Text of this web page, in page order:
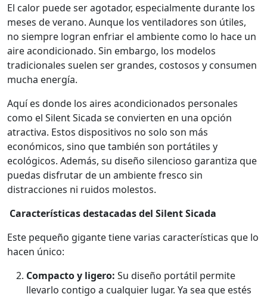
El calor puede ser agotador, especialmente durante los
meses de verano. Aunque los ventiladores son útiles,
no siempre logran enfriar el ambiente como lo hace un
aire acondicionado. Sin embargo, los modelos
tradicionales suelen ser grandes, costosos y consumen
mucha energía.
Aquí es donde los aires acondicionados personales
como el Silent Sicada se convierten en una opción
atractiva. Estos dispositivos no solo son más
económicos, sino que también son portátiles y
ecológicos. Además, su diseño silencioso garantiza que
puedas disfrutar de un ambiente fresco sin
distracciones ni ruidos molestos.
Características destacadas del Silent Sicada
Este pequeño gigante tiene varias características que lo
hacen único:
Compacto y ligero: Su diseño portátil permite
llevarlo contigo a cualquier lugar. Ya sea que estés